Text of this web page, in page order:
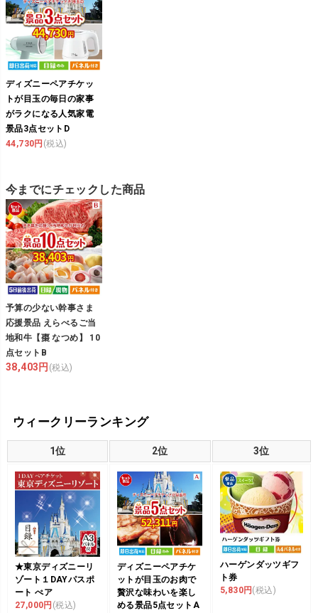
ディズニーペアチケッ
トが目玉の毎日の家事
がラクになる人気家電
景品3点セットD
44,730円 (税込)
今までにチェックした商品
予算の少ない幹事さま
応援景品 えらべるご当
地和牛【棗 なつめ】 10
点セットB
38,403円 (税込)
ウィークリーランキング
1位 2位 3位
★東京ディズニーリ
ゾート１DAYパスポ
ート ぺア
27,000円 (税込)
ディズニーペアチケ
ットが目玉のお肉で
贅沢な味わいを楽し
める景品5点セットA
ハーゲンダッツギフ
ト券
5,830円 (税込)